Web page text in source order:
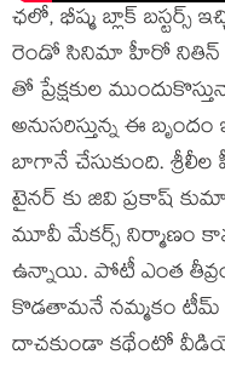
ఛలో, భీష్మ బ్లాక్ బస్టర్స్
రెండో సినిమా హీరో నితిన్
తో ప్రేక్షకుల
అనుసరిస్తున్న ఈ
బాగానే చేసుకుంది.
టైనర్ కు జివి ప్రకాష్
మూవీ మేకర్స్ నిర్మాణం
ఉన్నాయి. పోటీ ఎంత
కొడతామనే నమ్మకం టీమ్
దాచకుండా కథేంటో